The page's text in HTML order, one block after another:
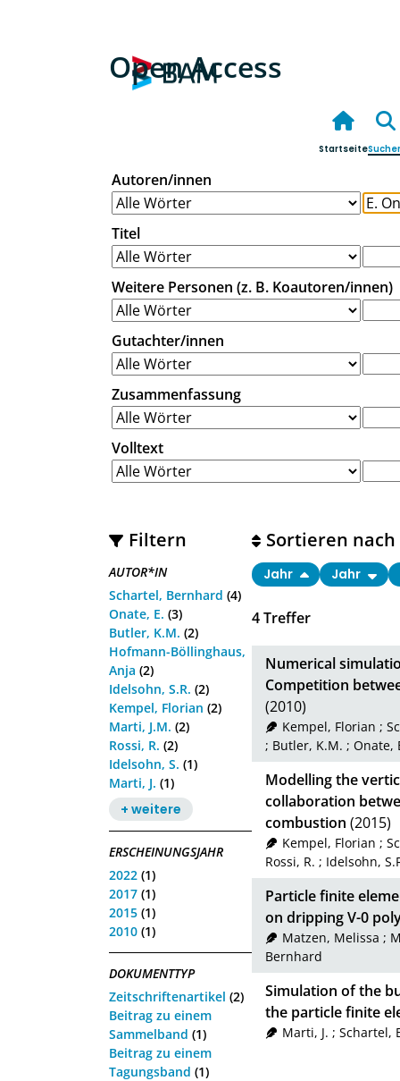
Open Access
Startseite
Autoren/innen
Titel
Weitere Personen (z. B. Koautoren/innen)
Gutachter/innen
Zusammenfassung
Volltext
Filtern
AUTOR*IN
Schartel, Bernhard (4)
Onate, E. (3)
Butler, K.M. (2)
Hofmann-Böllinghaus,
Anja (2)
Idelsohn, S.R. (2)
Kempel, Florian (2)
Marti, J.M. (2)
Rossi, R. (2)
Idelsohn, S. (1)
Marti, J. (1)
+ weitere
ERSCHEINUNGSJAHR
2022 (1)
2017 (1)
2015 (1)
2010 (1)
DOKUMENTTYP
Zeitschriftenartikel (2)
Beitrag zu einem
Sammelband (1)
Beitrag zu einem
Tagungsband (1)
4Treffer
Sortieren nach
Jahr Jahr
Numerical
Competition
(2010)
Kempel, Florian ;
; Butler, K.M. ; Onate,
Modelling the
collaboration
combustion (2015)
Kempel, Florian ;
Rossi, R. ; Idelsohn,
Particle finite
on dripping V-0
Matzen, Melissa ;
Bernhard
Simulation of the
the particle finite
Marti, J. ; Schartel,